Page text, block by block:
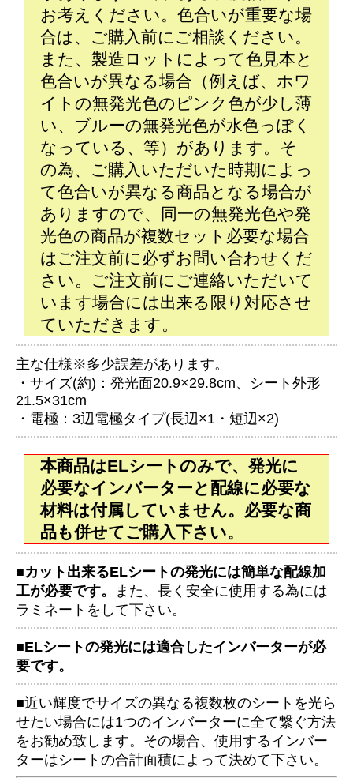
お考えください。色合いが重要な場
合は、ご購入前にご相談ください。
また、製造ロットによって色見本と
色合いが異なる場合（例えば、ホワ
イトの無発光色のピンク色が少し薄
い、ブルーの無発光色が水色っぽく
なっている、等）があります。そ
の為、ご購入いただいた時期によっ
て色合いが異なる商品となる場合が
ありますので、同一の無発光色や発
光色の商品が複数セット必要な場合
はご注文前に必ずお問い合わせくだ
さい。ご注文前にご連絡いただいて
います場合には出来る限り対応させ
ていただきます。
主な仕様※多少誤差があります。
・サイズ(約)：発光面20.9×29.8cm、シート外形
21.5×31cm
・電極：3辺電極タイプ(長辺×1・短辺×2)
本商品はELシートのみで、発光に
必要なインバーターと配線に必要な
材料は付属していません。必要な商
品も併せてご購入下さい。
■カット出来るELシートの発光には簡単な配線加
工が必要です。
また、長く安全に使用する為には
ラミネートをして下さい。
■ELシートの発光には適合したインバーターが必
要です。
■近い輝度でサイズの異なる複数枚のシートを光ら
せたい場合には1つのインバーターに全て繋ぐ方法
をお勧め致します。その場合、使用するインバー
ターはシートの合計面積によって決めて下さい。